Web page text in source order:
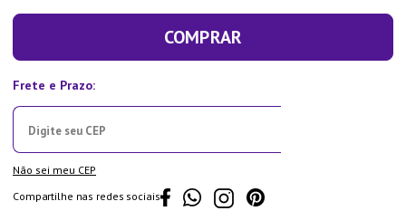
COMPRAR
Não sei meu CEP
Compartilhe nas redes sociais